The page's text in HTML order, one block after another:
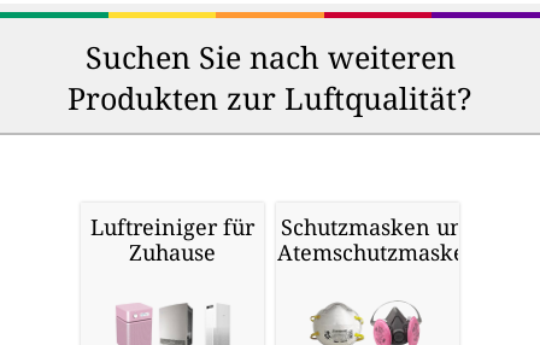
Suchen Sie nach weiteren
Produkten zur Luftqualität?
Luftreiniger für
Zuhause
Schutzmasken und
Atemschutzmasken